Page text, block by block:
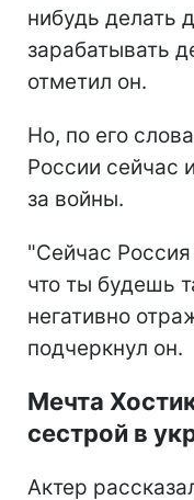
нибудь делать
зарабатывать
отметил он.
Но, по его
России сейчас
за войны.
"Сейчас
что ты будешь
негативно
подчеркнул он.
Мечта
сестрой в
Актер